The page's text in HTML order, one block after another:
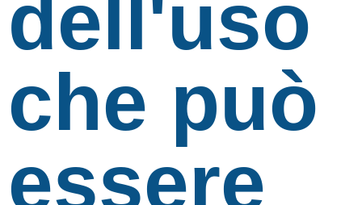
dell'uso
che può
essere